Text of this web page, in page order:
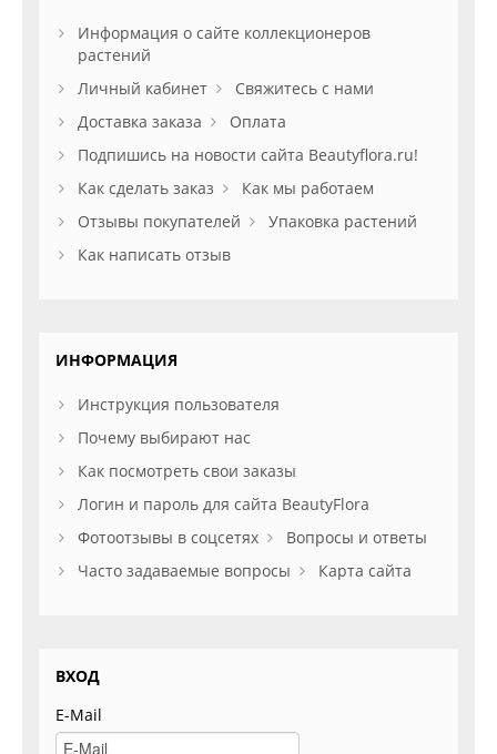
Информация о сайте коллекционеров
растений
Личный кабинет
Свяжитесь с нами
Доставка заказа
Оплата
Подпишись на новости сайта Beautyflora.ru!
Как сделать заказ
Как мы работаем
Отзывы покупателей
Упаковка растений
Как написать отзыв
ИНФОРМАЦИЯ
Инструкция пользователя
Почему выбирают нас
Как посмотреть свои заказы
Логин и пароль для сайта BeautyFlora
Фотоотзывы в соцсетях
Вопросы и ответы
Часто задаваемые вопросы
Карта сайта
ВХОД
E-Mail